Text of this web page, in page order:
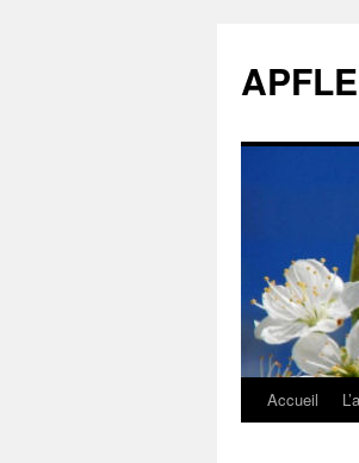
APFLE
Aller
Accueil